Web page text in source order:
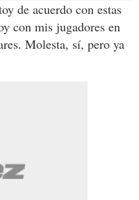
de acuerdo con estas
con mis jugadores en
Molesta, sí, pero ya